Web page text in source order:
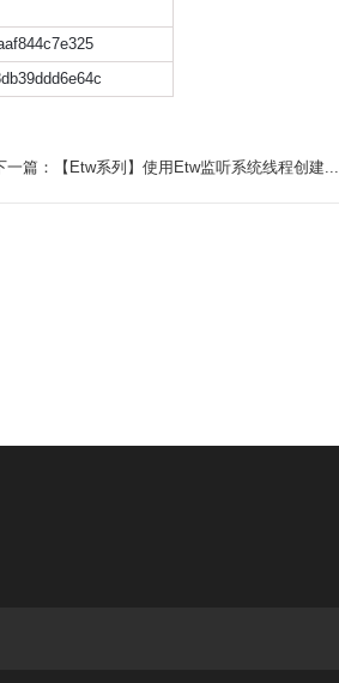
一篇：【Etw系列】使用Etw监听系统线程创建...